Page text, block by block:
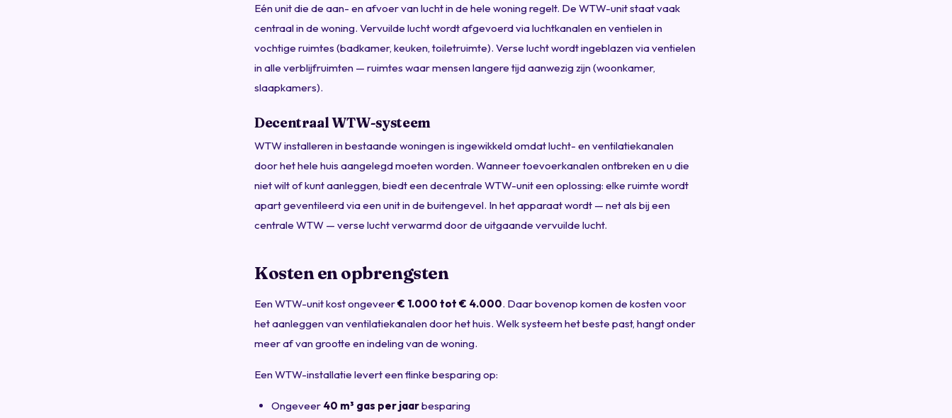
Eén unit die de aan- en afvoer van lucht in de hele woning regelt. De WTW-unit staat vaak
centraal in de woning. Vervuilde lucht wordt afgevoerd via luchtkanalen en ventielen in
vochtige ruimtes (badkamer, keuken, toiletruimte). Verse lucht wordt ingeblazen via ventielen
in alle verblijfruimten — ruimtes waar mensen langere tijd aanwezig zijn (woonkamer,
slaapkamers).
Decentraal WTW-systeem
WTW installeren in bestaande woningen is ingewikkeld omdat lucht- en ventilatiekanalen
door het hele huis aangelegd moeten worden. Wanneer toevoerkanalen ontbreken en u die
niet wilt of kunt aanleggen, biedt een decentrale WTW-unit een oplossing: elke ruimte wordt
apart geventileerd via een unit in de buitengevel. In het apparaat wordt — net als bij een
centrale WTW — verse lucht verwarmd door de uitgaande vervuilde lucht.
Kosten en opbrengsten
Een WTW-unit kost ongeveer€ 1.000 tot € 4.000. Daar bovenop komen de kosten voor
het aanleggen van ventilatiekanalen door het huis. Welk systeem het beste past, hangt onder
meer af van grootte en indeling van de woning.
Een WTW-installatie levert een flinke besparing op:
Ongeveer 40 m³ gas per jaarbesparing